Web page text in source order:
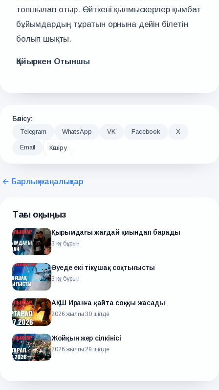
топшылап отыр. Өйткені қылмыскерлер қымбат
бұйымдардың тұратын орнына дейін білетін
болып шықты.
Қайыркен Отыншы
Бөлісу:
Telegram WhatsApp VK Facebook X
Email Көшіру
← Барлық жаңалықтар
Тағы оқыңыз
Қырымдағы жағдай қиындап барады
3 күн бұрын
Әуеде екі тікұшақ соқтығысты
3 күн бұрын
АҚШ Иранға қайта соққы жасады
2026 жылғы 30 шілде
Жойқын жер сілкінісі
2026 жылғы 29 шілде